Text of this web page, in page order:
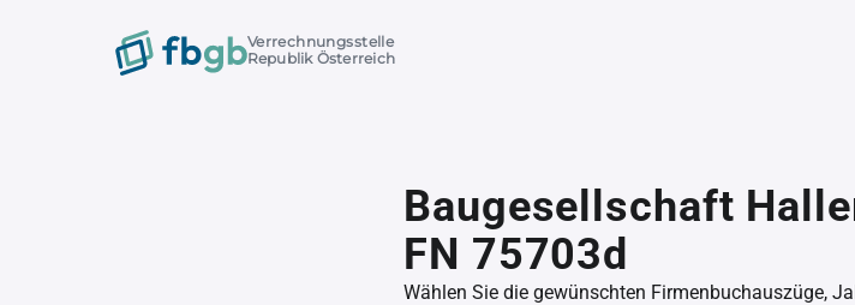
Verrechnungsstelle
Republik Österreich
Baugesellschaft
FN 75703d
Wählen Sie die gewünschten Firmenbuchauszüge,